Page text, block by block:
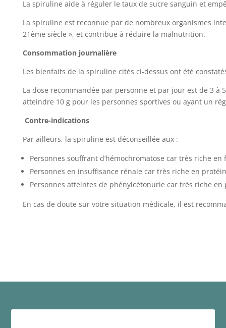
La spiruline aide à réguler le taux de sucre sanguin et
La spiruline est reconnue par de nombreux organismes
21ème siècle », et contribue à réduire la malnutrition.
Consommation journalière
Les bienfaits de la spiruline cités ci-dessus ont été
La dose recommandée par personne et par jour est de 3
atteindre 10 g pour les personnes sportives ou ayant un
Contre-indications
Par ailleurs, la spiruline est déconseillée aux :
Personnes souffrant d’hémochromatose car très riche en
Personnes en insuffisance rénale car très riche en
Personnes atteintes de phénylcétonurie car très riche en
En cas de doute sur votre situation médicale, il est